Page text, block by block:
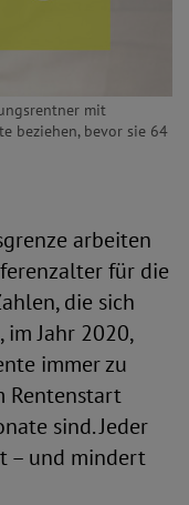
mit
beziehen, bevor sie 64
arbeiten
für die
die sich
im Jahr 2020,
immer zu
Rentenstart
sind. Jeder
– und mindert